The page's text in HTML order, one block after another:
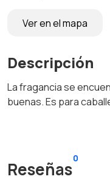
Ver en el mapa
Descripción
La fragancia se
buenas. Es para
Reseñas
0